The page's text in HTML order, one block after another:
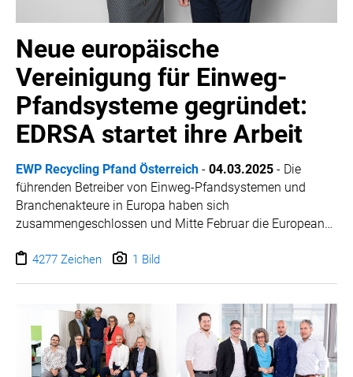
SPORTS MEDIA AUSTRIA
CULINARIUS
RECYCLEMICH-INITIATIVE
VIER HOCH VIER
ALFIES
HANNERSBERG
ADMIRAL SPORTWETTEN
EWP RECYCLING PFAND ÖSTERREICH
ANNEMARIE CHARITY
IMPERIAL MARKETS
MEDIA
LOGOS
Neue europäische
Vereinigung für Einweg-
Pfandsysteme gegründet:
EDRSA startet ihre Arbeit
EWP Recycling Pfand Österreich - 04.03.2025 - Die
führenden Betreiber von Einweg-Pfandsystemen und
Branchenakteure in Europa haben sich
zusammengeschlossen und Mitte Februar die European
gerufen. Diese neue Vereinigung widmet sich dem
Auch Recycling Pfand Österreich, die zentrale Stelle des
österreichischen Einwegpfandsystems, gehört zu den
Gründungsmitgliedern.
4277 Zeichen 1 Bild